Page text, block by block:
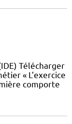
Télécharger
« L’exercice
comporte